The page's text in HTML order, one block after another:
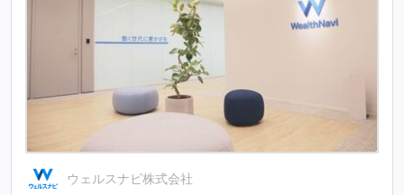
ウェルスナビ株式会社